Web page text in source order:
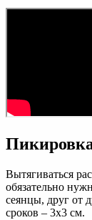
Вытягиваться
обязательно
сеянцы, друг от
сроков – 3х3 см.